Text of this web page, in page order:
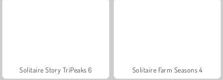
Solitaire Story TriPeaks 6 Solitaire Farm Seasons 4